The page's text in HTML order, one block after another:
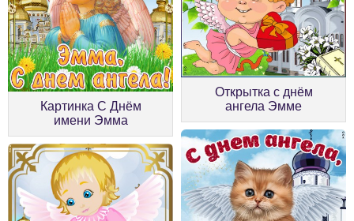
Картинка С Днём
имени Эмма
Открытка с днём
ангела Эмме